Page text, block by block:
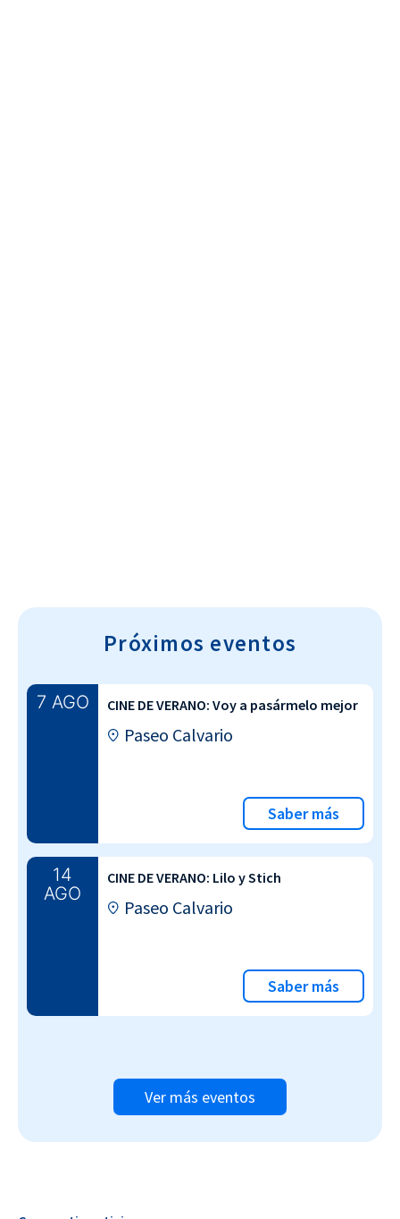
Próximos eventos
7 AGO CINE DE VERANO: Voy a pasármelo mejor
Paseo Calvario
Saber más
14
AGO
CINE DE VERANO: Lilo y Stich
Paseo Calvario
Saber más
Ver más eventos